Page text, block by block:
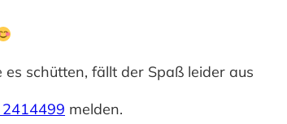
schütten, fällt der Spaß leider aus
melden.